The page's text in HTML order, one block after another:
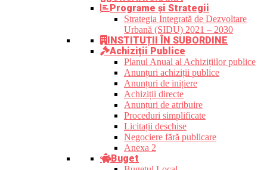
Programe și Strategii
Strategia Integrată de Dezvoltare
Urbană (SIDU) 2021 – 2030
INSTITUȚII ÎN SUBORDINE
Achiziții Publice
Planul Anual al Achizițiilor publice
Anunțuri achiziții publice
Anunțuri de inițiere
Achiziții directe
Anunțuri de atribuire
Proceduri simplificate
Licitații deschise
Negociere fără publicare
Anexa 2
Buget